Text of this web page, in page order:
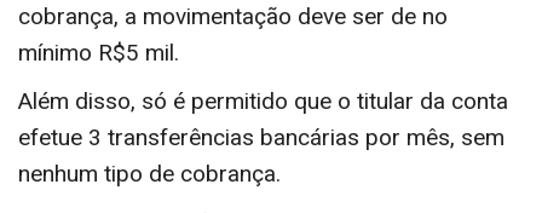
cobrança, a movimentação deve ser de no
mínimo R$5 mil.
Além disso, só é permitido que o titular da conta
efetue 3 transferências bancárias por mês, sem
nenhum tipo de cobrança.